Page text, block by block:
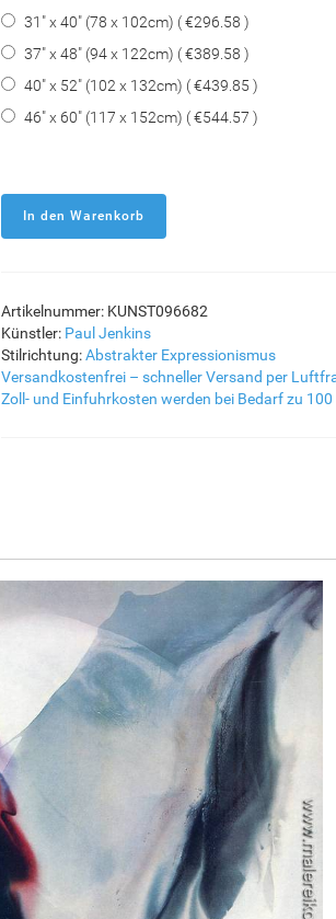
31" x 40" (78 x 102cm) ( €296.58 )
37" x 48" (94 x 122cm) ( €389.58 )
40" x 52" (102 x 132cm) ( €439.85 )
46" x 60" (117 x 152cm) ( €544.57 )
Artikelnummer: KUNST096682
Künstler: Paul Jenkins
Stilrichtung:Abstrakter Expressionismus
Versandkostenfrei – schneller Versand per
Zoll- und Einfuhrkosten werden bei Bedarf zu